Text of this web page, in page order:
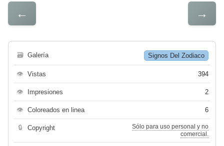
← →
🗃 Galería Signos Del Zodiaco
👁 Vistas 394
👁 Impresiones 2
👁 Coloreados en linea 6
🔒 Copyright
Sólo para uso personal y no
comercial.